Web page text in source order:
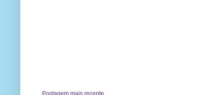
Postagem mais recente